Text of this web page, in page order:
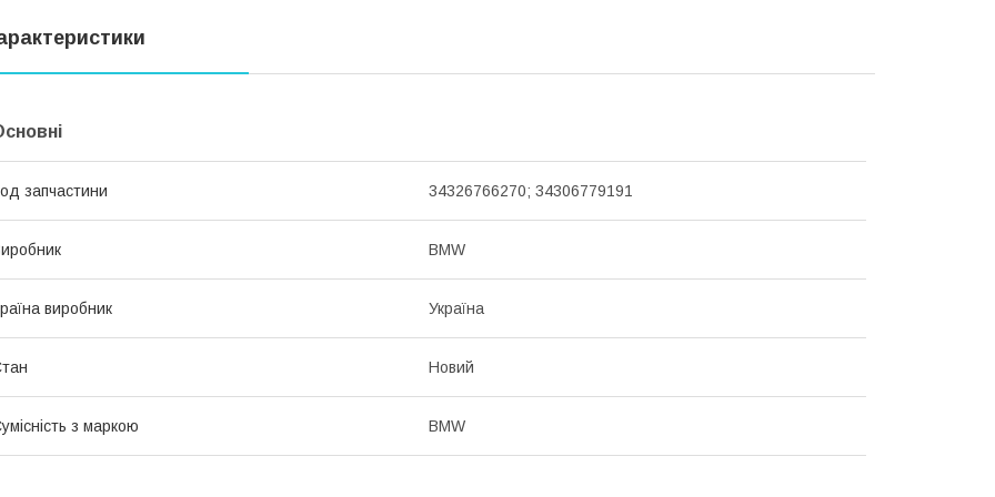
запчастини 34326766270; 34306779191
BMW
виробник Україна
Новий
з маркою BMW